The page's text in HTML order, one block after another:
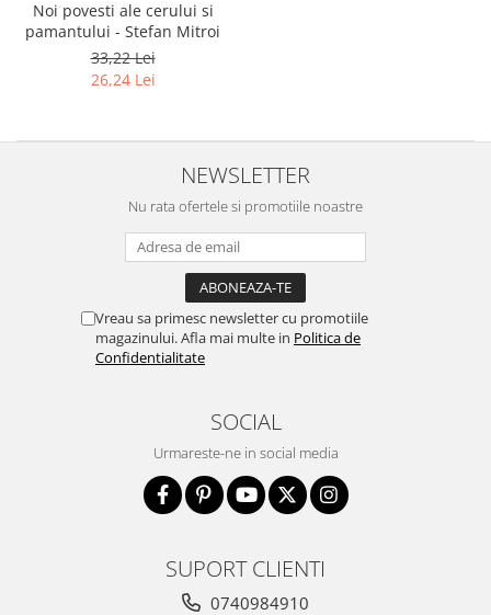
Noi povesti ale cerului si
pamantului - Stefan Mitroi
33,22 Lei
26,24 Lei
NEWSLETTER
Nu rata ofertele si promotiile noastre
Vreau sa primesc newsletter cu promotiile
magazinului. Afla mai multe in Politica de
Confidentialitate
SOCIAL
Urmareste-ne in social media
SUPORT CLIENTI
0740984910